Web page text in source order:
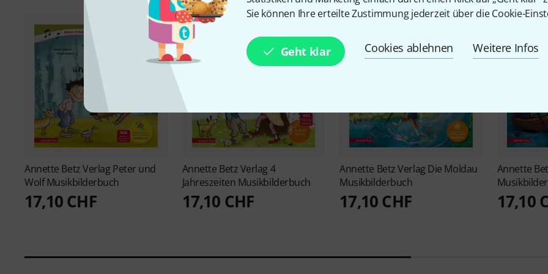
Sie können Ihre erteilte Zustimmung jederzeit über die Cookie-
Geht klar Cookies ablehnen Weitere Infos
Annette Betz Verlag Peter und
Wolf Musikbilderbuch
17,10 CHF
Annette Betz Verlag 4
Jahreszeiten Musikbilderbuch
17,10 CHF
Annette Betz Verlag Die Moldau
Musikbilderbuch
17,10 CHF
Annette
17,10